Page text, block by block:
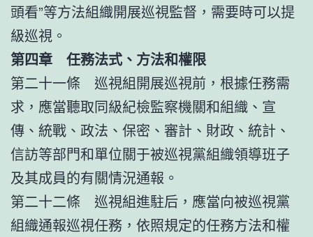
頭看”等方法組織開展巡視監督，需要時可以提
級巡視。
第四章 任務法式、方法和權限
第二十一條 巡視組開展巡視前，根據任務需
求，應當聽取同級紀檢監察機關和組織、宣
傳、統戰、政法、保密、審計、財政、統計、
信訪等部門和單位關于被巡視黨組織領導班子
及其成員的有關情況通報。
第二十二條 巡視組進駐后，應當向被巡視黨
組織通報巡視任務，依照規定的任務方法和權